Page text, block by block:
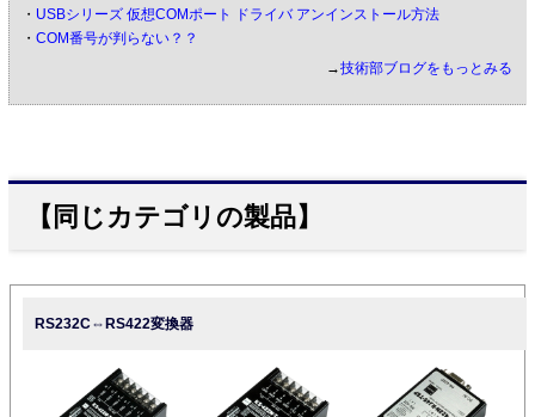
・ USBシリーズ 仮想COMポート ドライバ アンインストール方法
・ COM番号が判らない？？
→技術部ブログをもっとみる
【同じカテゴリの製品】
RS232C⇔RS422変換器